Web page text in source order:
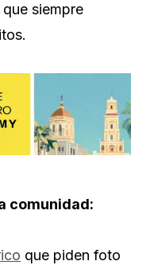
siempre
comunidad:
que piden foto